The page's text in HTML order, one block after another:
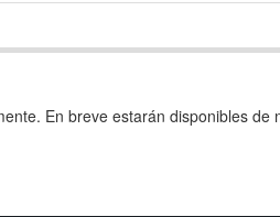
En breve estarán disponibles de